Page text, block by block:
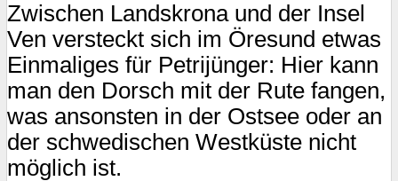
Zwischen Landskrona und der Insel
Ven versteckt sich im Öresund etwas
Einmaliges für Petrijünger: Hier kann
man den Dorsch mit der Rute fangen,
was ansonsten in der Ostsee oder an
der schwedischen Westküste nicht
möglich ist.